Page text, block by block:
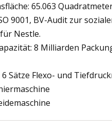
65.063
9001, BV-Audit zur
Nestle.
8 Milliarden
Sätze Flexo- und